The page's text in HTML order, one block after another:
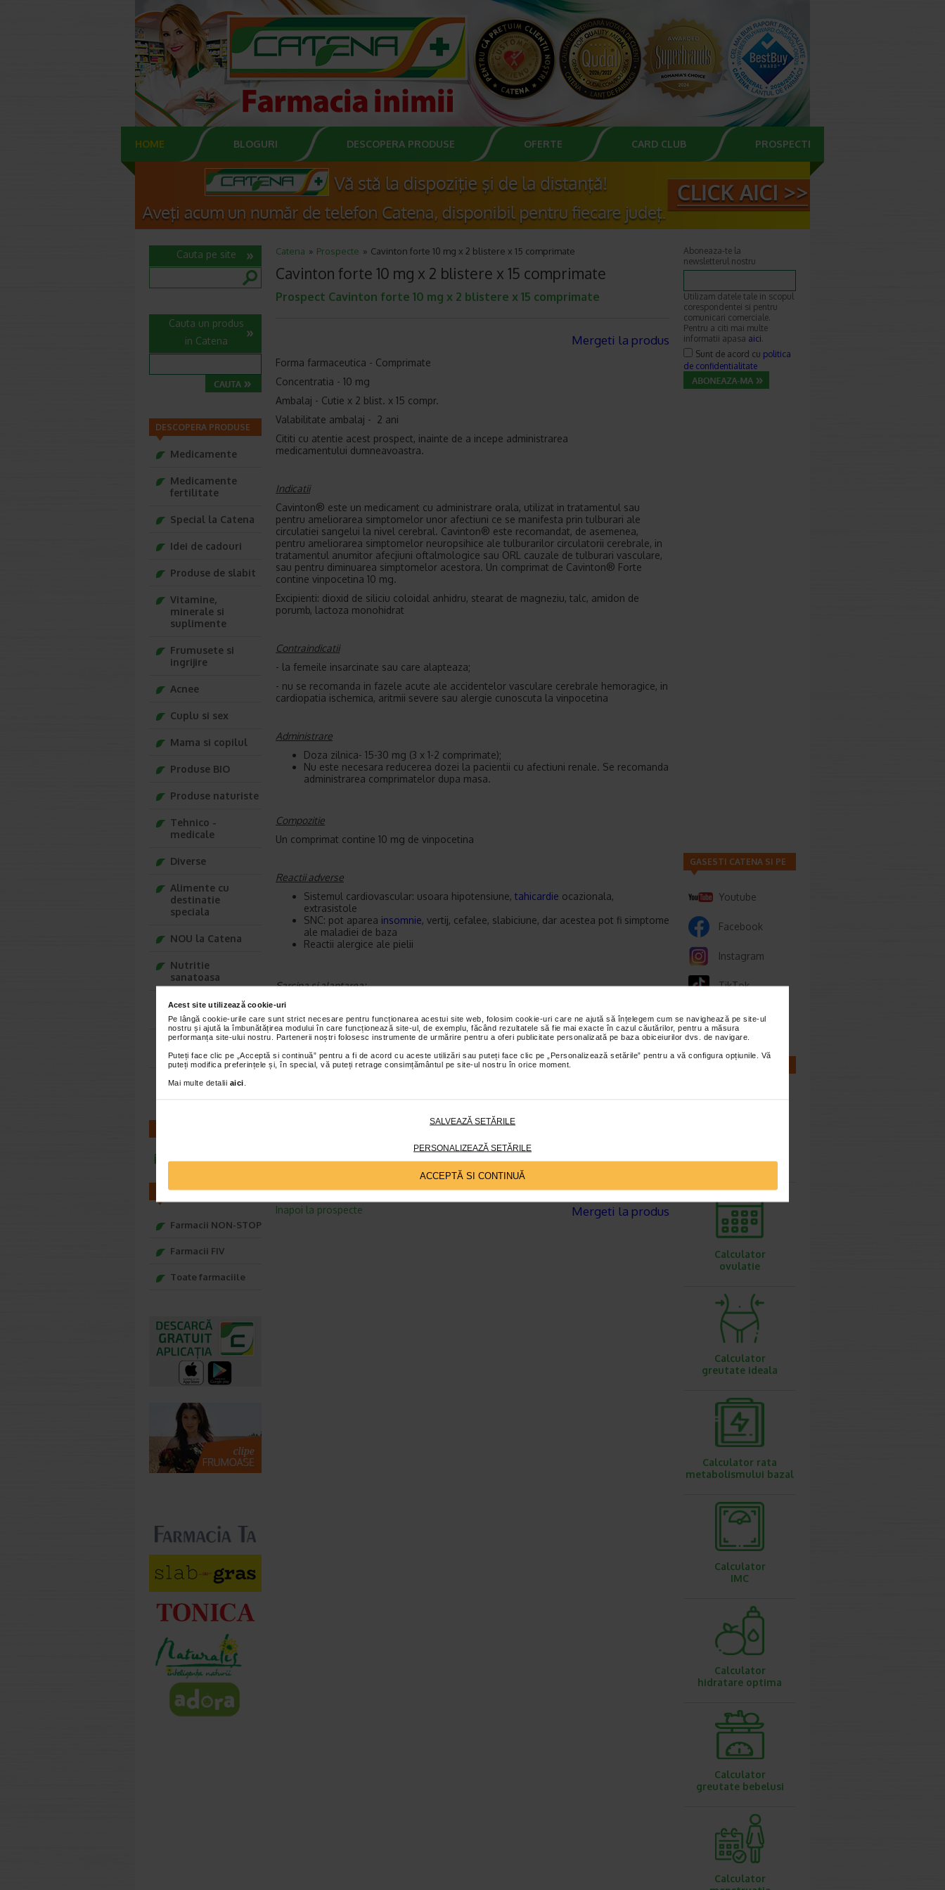
Acest site utilizează cookie-uri
Pe lângă cookie-urile care sunt strict necesare pentru funcționarea acestui site web, folosim cookie-uri care ne ajută să înțelegem cum se navighează pe site-ul
nostru și ajută la îmbunătățirea modului în care funcționează site-ul, de exemplu, făcând rezultatele să fie mai exacte în cazul căutărilor, pentru a măsura
performanța site-ului nostru. Partenerii noștri folosesc instrumente de urmărire pentru a oferi publicitate personalizată pe baza obiceiurilor dvs. de navigare.
Puteți face clic pe „Acceptă si continuă” pentru a fi de acord cu aceste utilizări sau puteți face clic pe „Personalizează setările” pentru a vă configura opțiunile. Vă
puteți modifica preferințele și, în special, vă puteți retrage consimțământul pe site-ul nostru în orice moment.
Mai multe detalii aici
SALVEAZĂ SETĂRILE
PERSONALIZEAZĂ SETĂRILE
ACCEPTĂ SI CONTINUĂ
HOME BLOGURI DESCOPERA PRODUSE OFERTE CARD CLUB PROSPECTE
Catena Prospecte Cavinton forte 10 mg x 2 blistere x 15 comprimate
Cavinton forte 10 mg x 2 blistere x 15 comprimate
Prospect Cavinton forte 10 mg x 2 blistere x 15 comprimate
Mergeti la produs
Forma farmaceutica - Comprimate
Concentratia - 10 mg
Ambalaj - Cutie x 2 blist. x 15 compr.
Valabilitate ambalaj - 2 ani
Cititi cu atentie acest prospect, inainte de a incepe administrarea
medicamentului dumneavoastra.
Indicatii
Cavinton® este un medicament cu administrare orala, utilizat in tratamentul sau
pentru ameliorarea simptomelor unor afectiuni ce se manifesta prin tulburari ale
circulatiei sangelui la nivel cerebral. Cavinton® este recomandat, de asemenea,
pentru ameliorarea simptomelor neuropsihice ale tulburarilor circulatorii cerebrale, in
tratamentul anumitor afecjiuni oftalmologice sau ORL cauzale de tulburari vasculare,
sau pentru diminuarea simptomelor acestora. Un comprimat de Cavinton® Forte
contine vinpocetina 10 mg.
Excipienti: dioxid de siliciu coloidal anhidru, stearat de magneziu, talc, amidon de
porumb, lactoza monohidrat
Contraindicatii
- la femeile insarcinate sau care alapteaza;
- nu se recomanda in fazele acute ale accidentelor vasculare cerebrale hemoragice, in
cardiopatia ischemica, aritmii severe sau alergie cunoscuta la vinpocetina
Administrare
Doza zilnica- 15-30 mg (3 x 1-2 comprimate);
Nu este necesara reducerea dozei la pacientii cu afectiuni renale. Se recomanda
administrarea comprimatelor dupa masa.
Compozitie
Un comprimat contine 10 mg de vinpocetina
Reactii adverse
Sistemul cardiovascular: usoara hipotensiune, tahicardie ocazionala,
extrasistole
SNC: pot aparea insomnie, vertij, cefalee, slabiciune, dar acestea pot fi simptome
ale maladiei de baza
Reactii alergice ale pielii
Sarcina si alaptarea:
Se recomanda evitarea administrarii medicamentului in perioada de alaptare.
Prezentare ambalaj
A nu se utiliza dupa data expirarii, inscrisa pe ambalaj.
A nu se pastra la indemana copiilor.
Cavinton® Forte: Cutie cu 2 blistere PVC/Al a cate 15 comprimate.
Inapoi la prospecte
Mergeti la produs
Cauta pe site
Cauta un produs
in Catena
DESCOPERA PRODUSE
Medicamente
Medicamente
fertilitate
Special la Catena
Idei de cadouri
Produse de slabit
Vitamine,
minerale si
suplimente
Frumusete si
ingrijire
Acnee
Cuplu si sex
Mama si copilul
Produse BIO
Produse naturiste
Tehnico -
medicale
Diverse
Alimente cu
destinatie
speciala
NOU la Catena
Nutritie
sanatoasa
Ce Oftapic ti se
potriveste
Adora – Adorabili
din prima clipa
Seturi cadou
infoline@catena.ro
FARMACII
Farmacii NON-STOP
Farmacii FIV
Toate farmaciile
Aboneaza-te la
newsletterul nostru
Utilizam datele tale in scopul
corespondentei si pentru
comunicari comerciale.
Pentru a citi mai multe
informatii apasa aici.
Sunt de acord cu politica
de confidentialitate
GASESTI CATENA SI PE
Youtube
Facebook
Instagram
TikTok
Whatsapp
sarcina
Calculator
ovulatie
Calculator
greutate ideala
Calculator rata
metabolismului bazal
Calculator
IMC
Calculator
hidratare optima
Calculator
greutate bebelusi
Calculator